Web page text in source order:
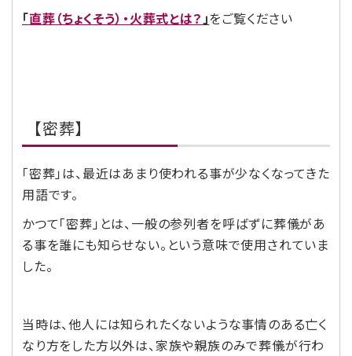
「直葬（ちょくそう）・火葬式とは？」をご覧ください
【密葬】
「密葬」は、最近はあまり使われる事が少なくなってきた
用語です。
かつて「密葬」とは、一般の参列者を呼ばずに葬儀があ
る事を誰にも知らせない。という意味で使用されていま
した。
当時は、他人には知られたくないような事情のある亡く
なり方をした方以外は、家族や親族のみで葬儀が行わ